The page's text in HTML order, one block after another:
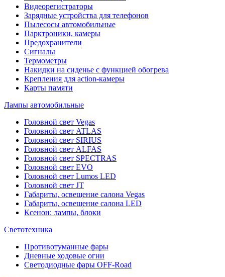
Видеорегистраторы
Зарядные устройства для телефонов
Пылесосы автомобильные
Парктроники, камеры
Предохранители
Сигналы
Термометры
Накидки на сиденье с функцией обогрева
Крепления для action-камеры
Карты памяти
Лампы автомобильные
Головной свет Vegas
Головной свет ATLAS
Головной свет SIRIUS
Головной свет ALFAS
Головной свет SPECTRAS
Головной свет EVO
Головной свет Lumos LED
Головной свет JT
Габариты, освещение салона Vegas
Габариты, освещение салона LED
Ксенон: лампы, блоки
Светотехника
Противотуманные фары
Дневные ходовые огни
Светодиодные фары OFF-Road